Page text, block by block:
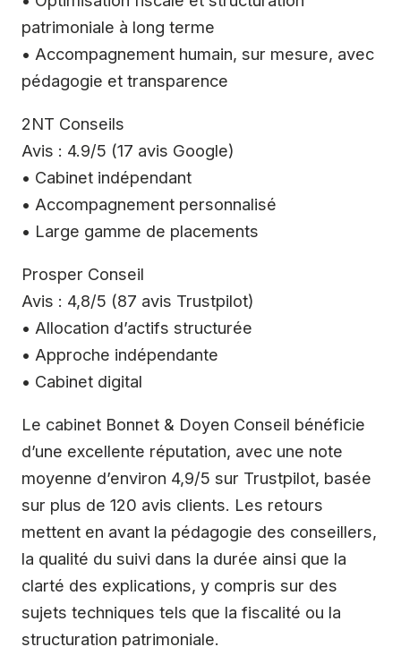
patrimoniale à long terme
• Accompagnement humain, sur mesure, avec
pédagogie et transparence
2NT Conseils
Avis : 4.9/5 (17 avis Google)
• Cabinet indépendant
• Accompagnement personnalisé
• Large gamme de placements
Prosper Conseil
Avis : 4,8/5 (87 avis Trustpilot)
• Allocation d’actifs structurée
• Approche indépendante
• Cabinet digital
Le cabinet Bonnet & Doyen Conseil bénéficie
d’une excellente réputation, avec une note
moyenne d’environ 4,9/5 sur Trustpilot, basée
sur plus de 120 avis clients. Les retours
mettent en avant la pédagogie des conseillers,
la qualité du suivi dans la durée ainsi que la
clarté des explications, y compris sur des
sujets techniques tels que la fiscalité ou la
structuration patrimoniale.